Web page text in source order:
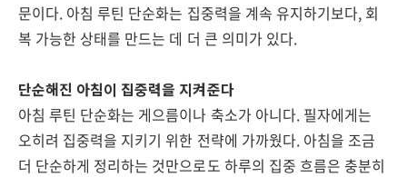
문이다. 아침 루틴 단순화는 집중력을 계속 유지하기보다, 회
복 가능한 상태를 만드는 데 더 큰 의미가 있다.
단순해진 아침이 집중력을 지켜준다
아침 루틴 단순화는 게으름이나 축소가 아니다. 필자에게는
오히려 집중력을 지키기 위한 전략에 가까웠다. 아침을 조금
더 단순하게 정리하는 것만으로도 하루의 집중 흐름은 충분히